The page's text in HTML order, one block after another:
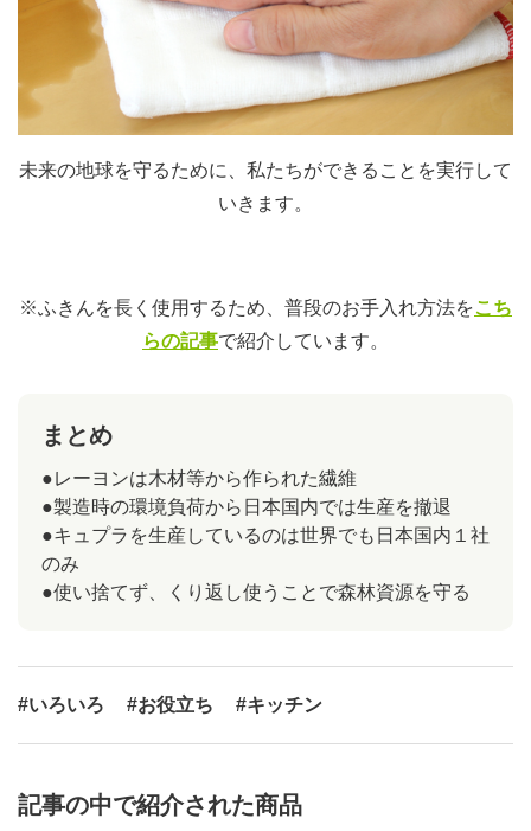
未来の地球を守るために、私たちができることを実行して
いきます。
※ふきんを長く使用するため、普段のお手入れ方法をこち
らの記事で紹介しています。
まとめ
●レーヨンは木材等から作られた繊維
●製造時の環境負荷から日本国内では生産を撤退
●キュプラを生産しているのは世界でも日本国内１社
のみ
●使い捨てず、くり返し使うことで森林資源を守る
#いろいろ #お役立ち #キッチン
記事の中で紹介された商品